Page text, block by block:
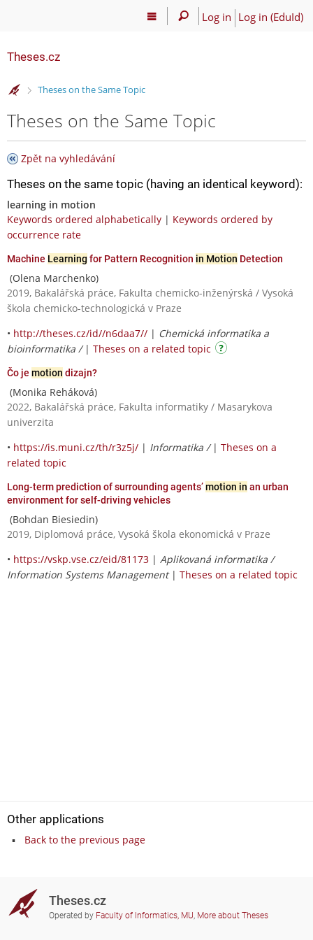
Log in Log in (EduId)
Theses.cz
>
Theses on the Same Topic
Theses on the Same Topic
Zpět na vyhledávání
Theses on the same topic (having an identical keyword):
learning in motion
Keywords ordered alphabetically | Keywords ordered by
occurrence rate
Machine Learning for Pattern Recognition in Motion Detection
(Olena Marchenko)
2019, Bakalářská práce, Fakulta chemicko-inženýrská / Vysoká
škola chemicko-technologická v Praze
• http://theses.cz/id//n6daa7// | Chemická informatika a
bioinformatika / | Theses on a related topic
Čo je motion dizajn?
(Monika Reháková)
2022, Bakalářská práce, Fakulta informatiky / Masarykova
univerzita
• https://is.muni.cz/th/r3z5j/ | Informatika / | Theses on a
related topic
Long-term prediction of surrounding agents’motion in an urban
environment for self-driving vehicles
(Bohdan Biesiedin)
2019, Diplomová práce, Vysoká škola ekonomická v Praze
• https://vskp.vse.cz/eid/81173 | Aplikovaná informatika /
Information Systems Management| Theses on a related topic
Other applications
Back to the previous page
Theses.cz
Operated by Faculty of Informatics, MU, More about Theses